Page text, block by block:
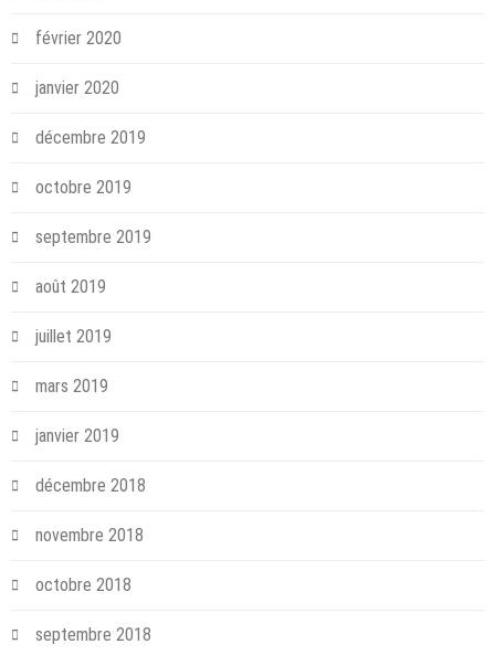
février 2020
janvier 2020
décembre 2019
octobre 2019
septembre 2019
août 2019
juillet 2019
mars 2019
janvier 2019
décembre 2018
novembre 2018
octobre 2018
septembre 2018